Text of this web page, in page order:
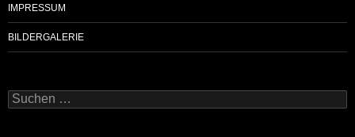
IMPRESSUM
BILDERGALERIE
Suchen
nach: